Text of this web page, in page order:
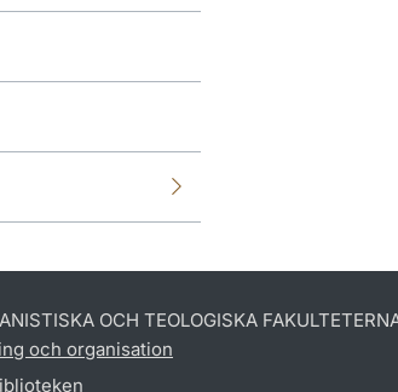
OCH TEOLOGISKA
och organisation